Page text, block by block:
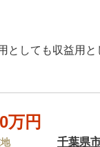
としても収益用と
万円
千葉県